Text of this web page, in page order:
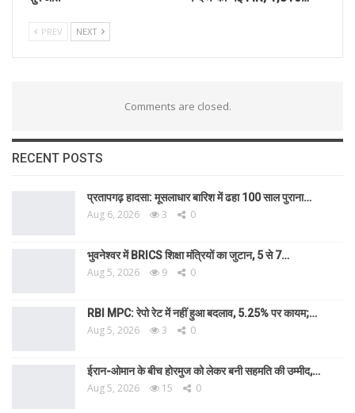
PREV NEXT
Comments are closed.
RECENT POSTS
प्रतापगढ़ हादसा: मूसलाधार बारिश में ढहा 100 साल पुराना…
Aug 6, 2026 3 0
भुवनेश्वर में BRICS शिक्षा मंत्रियों का जुटान, 5 से 7…
Aug 5, 2026 9 0
RBI MPC: रेपो रेट में नहीं हुआ बदलाव, 5.25% पर कायम;…
Aug 5, 2026 3 0
ईरान-ओमान के बीच होरमुज को लेकर बनी सहमति की उम्मीद,…
Aug 5, 2026 15 0